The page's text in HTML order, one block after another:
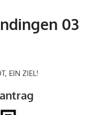
03
EIN ZIEL!